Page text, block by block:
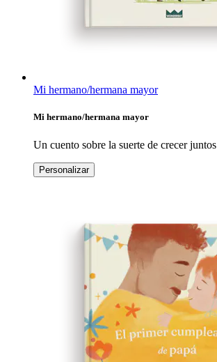
Mi hermano/hermana mayor
Mi hermano/hermana mayor
Un cuento sobre la suerte de crecer juntos
Personalizar